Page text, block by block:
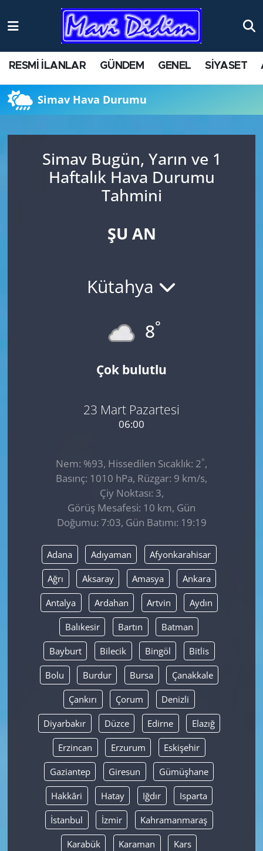
RESMİ İLANLAR GÜNDEM GENEL SİYASET
Simav Hava Durumu
Simav Bugün, Yarın ve 1
Haftalık Hava Durumu
Tahmini
ŞU AN
Kütahya
8°
Çok bulutlu
23 Mart Pazartesi
06:00
Nem: %93, Hissedilen Sıcaklık: 2°,
Basınç: 1010 hPa, Rüzgar: 9 km/s,
Çiy Noktası: 3,
Görüş Mesafesi: 10 km, Gün
Doğumu: 7:03, Gün Batımı: 19:19
Adana Adıyaman Afyonkarahisar
Ağrı Aksaray Amasya Ankara
Antalya Ardahan Artvin Aydın
Balıkesir Bartın Batman
Bayburt Bilecik Bingöl Bitlis
Bolu Burdur Bursa Çanakkale
Çankırı Çorum Denizli
Diyarbakır Düzce Edirne Elazığ
Erzincan Erzurum Eskişehir
Gaziantep Giresun Gümüşhane
Hakkâri Hatay Iğdır Isparta
İstanbul İzmir Kahramanmaraş
Karabük Karaman Kars
ANTİK YERLER
AYDIN
BİLİM VE TEKNOLOJİ
ÇEVRE
KÜLTÜR SANAT
SAĞLIK
SPOR
Yerel
Nöbetçi Eczaneler
Namaz Vakitleri
Trafik Durumu
Süper Lig Puan Durumu ve Fikstür
Tüm Manşetler